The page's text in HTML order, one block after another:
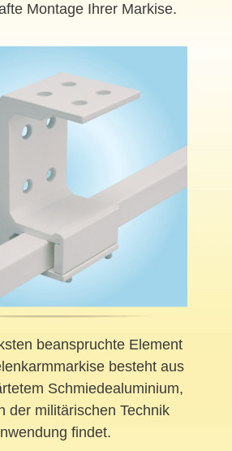
Montage Ihrer Markise.
beanspruchte Element
besteht aus
Schmiedealuminium,
der militärischen Technik
findet.